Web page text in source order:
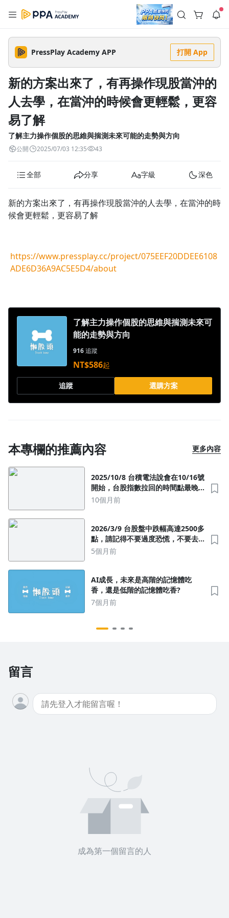
註冊領取 上千元優惠券！
公告
🌞 PPA 避暑津貼．冷氣房升級｜期間快閃活動
🥵 酷暑限時快閃｜單筆滿 NT$2,500 現折 NT$300、再贈最高
2% 點數回饋！🚀 酷暑來襲．偷偷在冷氣房升級 📈⭐️ 【冷氣房
進修 限時開跑】◾單筆滿 NT$2,500 現折 NT$300◾活動期間：
即日起 - 8/13（只有一週）-📣 酷暑季好康 \ 再加碼 /→ 點數回饋
無上限🔥購買任一課程 or 訂閱✅ 消費即享回饋 1% 點數✅ 滿
$5,000 回饋 2% 點數🎁 此為 PPA 官方帳號 Line@ 專屬活動，加
入好友👉 享有「渠道專屬活動」及「個人化推播」！
4 天前
查看全部
PressPlay Academy APP 打開 App
新的方案出來了，有再操作現股當沖的
人去學，在當沖的時候會更輕鬆，更容
易了解
了解主力操作個股的思維與揣測未來可能的走勢與方向
公開 2025/07/03 12:35 43
全部 分享 字級 深色
新的方案出來了，有再操作現股當沖的人去學，在當沖的時
候會更輕鬆，更容易了解
https://www.pressplay.cc/project/075EEF20DDEE6108
ADE6D36A9AC5E5D4/about
了解主力操作個股的思維與揣測未來可
能的走勢與方向
916追蹤
NT$586起
追蹤 選購方案
本專欄的推薦內容 更多內容
2025/10/8 台積電法說會在10/16號
開始，台股指數拉回的時間點最晚
應該是在10/17號後，高位階、高本
10個月前
2026/3/9 台股盤中跌幅高達2500多
點，請記得不要過度恐慌，不要去
追高位階股票就好
5個月前
AI成長，未來是高階的記憶體吃
香，還是低階的記憶體吃香?
7個月前
留言
成為第一個留言的人
--:-- --:--
播放速度
1.75x
1.5x
1.25x
0.75x
追蹤列表 播放清單
沒有播放清單
返回播放器
清除全部